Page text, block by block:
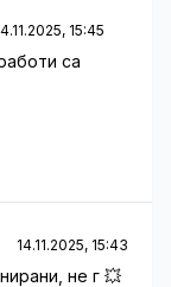
15:45
са
14.11.2025, 15:43
не г 💥